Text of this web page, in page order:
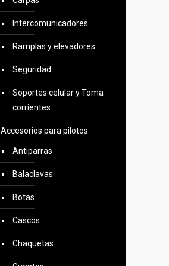
Intercomunicadores
Ramplas y elevadores
Seguridad
Soportes celular y Toma
corrientes
Accesorios para pilotos
Antiparras
Balaclavas
Botas
Cascos
Chaquetas